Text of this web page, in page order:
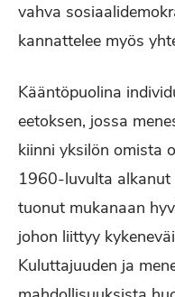
vahva
kannattelee myös
Kääntöpuolina
eetoksen, jossa
kiinni yksilön omista
1960-luvulta alkanut
tuonut mukanaan
johon liittyy
Kuluttajuuden ja